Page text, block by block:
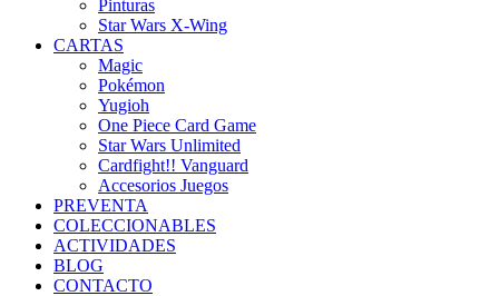
Pinturas
Star Wars X-Wing
CARTAS
Magic
Pokémon
Yugioh
One Piece Card Game
Star Wars Unlimited
Cardfight!! Vanguard
Accesorios Juegos
PREVENTA
COLECCIONABLES
ACTIVIDADES
BLOG
CONTACTO